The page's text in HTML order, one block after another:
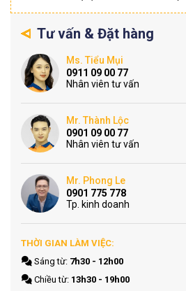
Tư vấn & Đặt hàng
Ms. Tiểu Mụi
0911 09 00 77
Nhân viên tư vấn
Mr. Thành Lộc
0901 09 00 77
Nhân viên tư vấn
Mr. Phong Le
0901 775 778
Tp. kinh doanh
THỜI GIAN LÀM VIỆC:
Sáng từ: 7h30 - 12h00
Chiều từ: 13h30 - 19h00